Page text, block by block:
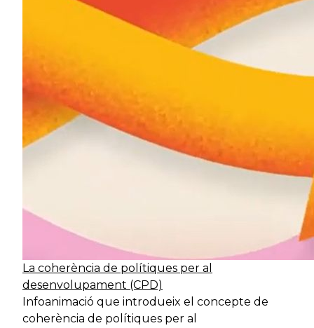
La coherència de polítiques per al
desenvolupament (CPD)
Infoanimació que introdueix el concepte de
coherència de polítiques per al